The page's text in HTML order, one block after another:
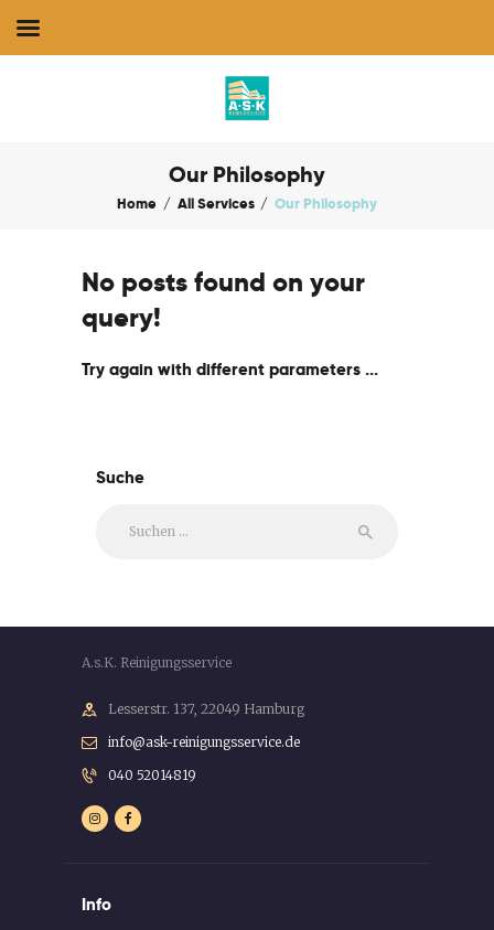
Our Philosophy
Home All Services Our Philosophy
Über Uns
Kontakt
No posts found on your
query!
Try again with different parameters ...
Suche
nach:
A.s.K. Reinigungsservice
Lesserstr. 137, 22049 Hamburg
info@ask-reinigungsservice.de
040 52014819
Info